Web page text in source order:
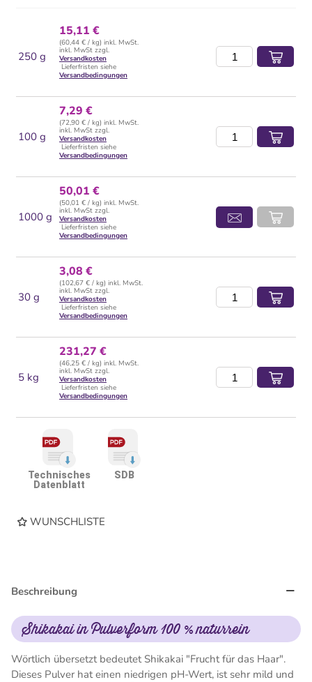
250 g
15,11 €
(60,44 € / kg) inkl. MwSt.
inkl. MwSt zzgl.
Versandkosten
Lieferfristen siehe
Versandbedingungen
100 g
7,29 €
(72,90 € / kg) inkl. MwSt.
inkl. MwSt zzgl.
Versandkosten
Lieferfristen siehe
Versandbedingungen
1000 g
50,01 €
(50,01 € / kg) inkl. MwSt.
inkl. MwSt zzgl.
Versandkosten
Lieferfristen siehe
Versandbedingungen
30 g
3,08 €
(102,67 € / kg) inkl. MwSt.
inkl. MwSt zzgl.
Versandkosten
Lieferfristen siehe
Versandbedingungen
5 kg
231,27 €
(46,25 € / kg) inkl. MwSt.
inkl. MwSt zzgl.
Versandkosten
Lieferfristen siehe
Versandbedingungen
Technisches
Datenblatt
SDB
WUNSCHLISTE
Beschreibung
Shikakai in Pulverform 100 % naturrein
Wörtlich übersetzt bedeutet Shikakai "Frucht für das Haar".
Dieses Pulver hat einen niedrigen pH-Wert, ist sehr mild und